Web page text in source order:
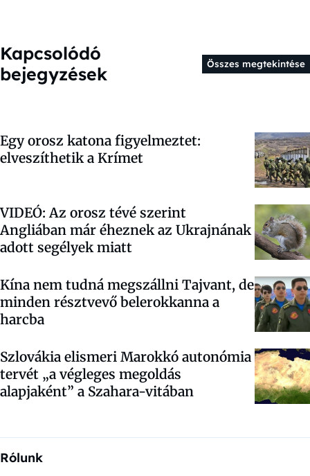
Kapcsolódó
bejegyzések
Összes megtekintése
Egy orosz katona figyelmeztet:
elveszíthetik a Krímet
VIDEÓ: Az orosz tévé szerint
Angliában már éheznek az Ukrajnának
adott segélyek miatt
Kína nem tudná megszállni Tajvant, de
minden résztvevő belerokkanna a
harcba
Szlovákia elismeri Marokkó autonómia
tervét „a végleges megoldás
alapjaként” a Szahara-vitában
Rólunk